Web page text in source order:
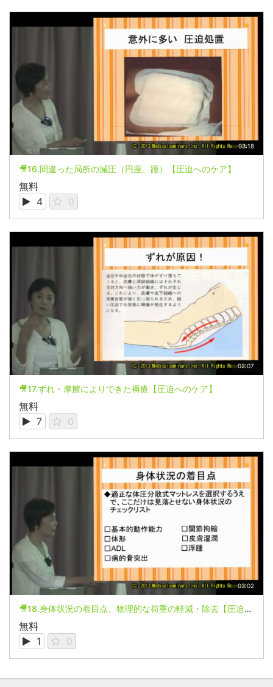
03:18
🎥16.間違った局所の減圧（円座、踵）【圧迫へのケア】
無料
4
0
02:07
🎥17.ずれ・摩擦によりできた褥瘡【圧迫へのケア】
無料
7
0
03:02
🎥18.身体状況の着目点、物理的な荷重の軽減・除去【圧迫へのケア】
無料
1
0